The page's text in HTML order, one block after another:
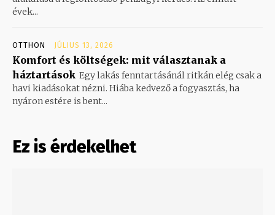
évek...
OTTHON JÚLIUS 13, 2026
Komfort és költségek: mit választanak a
háztartások Egy lakás fenntartásánál ritkán elég csak a
havi kiadásokat nézni. Hiába kedvező a fogyasztás, ha
nyáron estére is bent...
Ez is érdekelhet